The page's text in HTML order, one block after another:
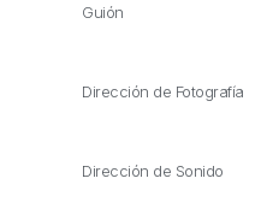
Guión
Dirección de Fotografía
Dirección de Sonido